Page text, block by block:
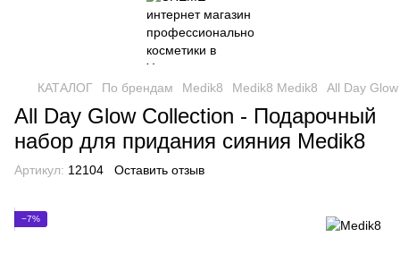
КАТАЛОГ По брендам Medik8 Medik8 Medik8 All Day
All Day Glow Collection - Подарочный
набор для придания сияния Medik8
Артикул: 12104 Оставить отзыв
−7%